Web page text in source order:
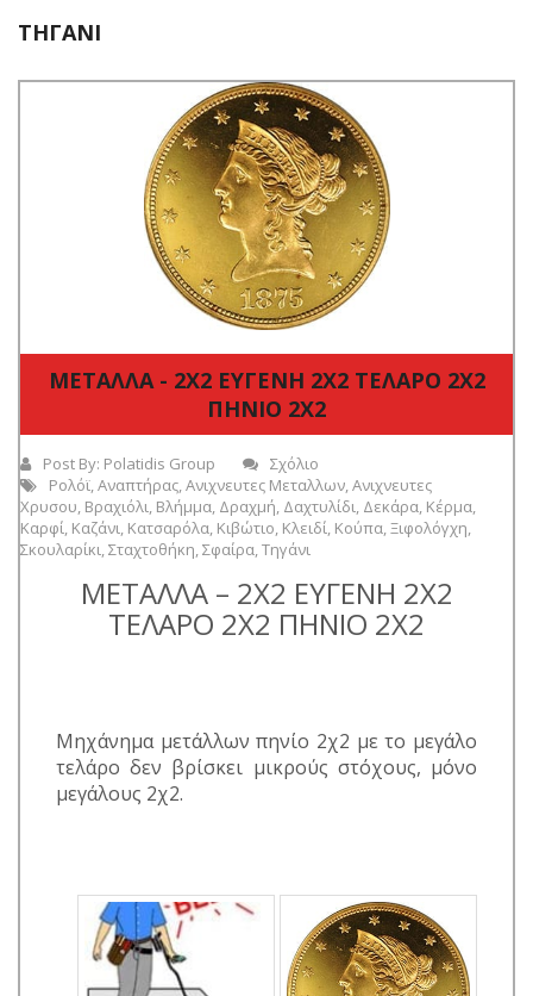
ΤΗΓΆΝΙ
ΜΕΤΑΛΛΑ - 2Χ2 ΕΥΓΕΝΗ 2Χ2 ΤΕΛΑΡΟ 2Χ2
ΠΗΝΙΟ 2Χ2
Post By: Polatidis Group
Σχόλιο
Ρολόϊ Αναπτήρας Ανιχνευτες Μεταλλων Ανιχνευτες
Χρυσου Βραχιόλι Βλήμμα Δραχμή Δαχτυλίδι Δεκάρα Κέρμα
Καρφί Καζάνι Κατσαρόλα Κιβώτιο Κλειδί Κούπα Ξιφολόγχη
Σκουλαρίκι Σταχτοθήκη Σφαίρα Τηγάνι
ΜΕΤΑΛΛΑ – 2Χ2 ΕΥΓΕΝΗ 2Χ2
ΤΕΛΑΡΟ 2Χ2 ΠΗΝΙΟ 2Χ2
Μηχάνημα μετάλλων πηνίο 2χ2 με το μεγάλο
τελάρο δεν βρίσκει μικρούς στόχους, μόνο
μεγάλους 2χ2.